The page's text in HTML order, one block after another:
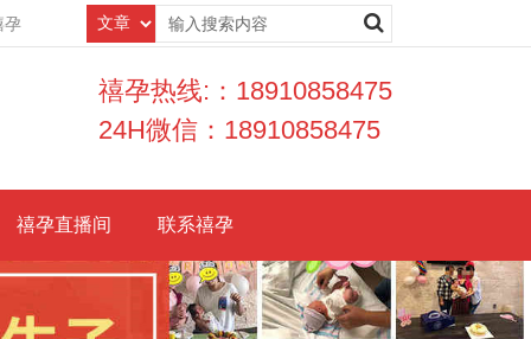
孕
禧孕热线:：18910858475
24H微信：18910858475
禧孕直播间 联系禧孕